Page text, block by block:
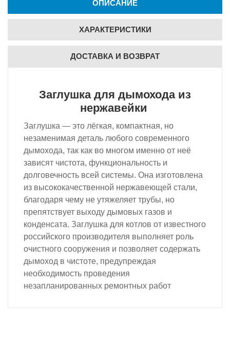
ОПИСАНИЕ
ХАРАКТЕРИСТИКИ
ДОСТАВКА И ВОЗВРАТ
Заглушка для дымохода из
нержавейки
Заглушка — это лёгкая, компактная, но
незаменимая деталь любого современного
дымохода, так как во многом именно от неё
зависят чистота, функциональность и
долговечность всей системы. Она изготовлена
из высококачественной нержавеющей стали,
благодаря чему не утяжеляет трубы, но
препятствует выходу дымовых газов и
конденсата. Заглушка для котлов от известного
российского производителя выполняет роль
очистного сооружения и позволяет содержать
дымоход в чистоте, предупреждая
необходимость проведения
незапланированных ремонтных работ